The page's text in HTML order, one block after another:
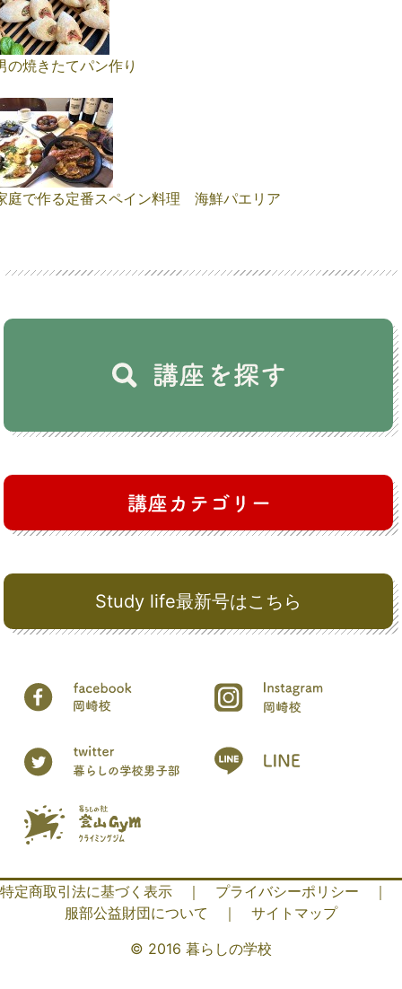
Study life最新号はこちら
の焼きたてパン作り
庭で作る定番スペイン料理 海鮮パエリア
特定商取引法に基づく表示 ｜ プライバシーポリシー
｜
服部公益財団について
｜
サイトマップ
© 2016 暮らしの学校